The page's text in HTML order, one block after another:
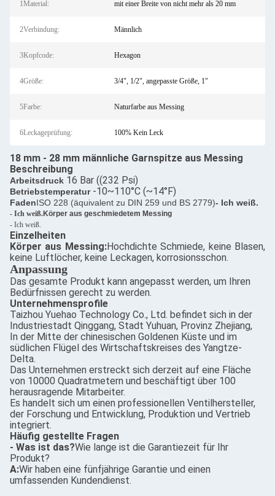
1Material: mit einer Breite von nicht mehr als 20 mm
2Verbindung: Männlich
3Kopfcode: Hexagon
4Größe: 3/4", 1/2", angepasste Größe, 1"
5Farbe: Naturfarbe aus Messing
6Leckageprüfung: 100% Kein Leck
18 mm - 28 mm männliche Garnspitze aus Messing
Beschreibung
Arbeitsdruck 16 Bar ((232 Psi)
Betriebstemperatur -10~110°C (~14°F)
FadenISO 228 (äquivalent zu DIN 259 und BS 2779)- Ich weiß.
- Ich weiß.Körper aus geschmiedetem Messing
- Ich weiß.
Einzelheiten
Körper aus Messing:Hochdichte Schmiede, keine Blasen,
keine Luftlöcher, keine Leckagen, korrosionsschon.
Anpassung
Das gesamte Produkt kann angepasst werden, um Ihren
Bedürfnissen gerecht zu werden.
Unternehmensprofile
Taizhou Yuehao Technology Co., Ltd. befindet sich in der
Industriestadt Qinggang, Stadt Yuhuan, Provinz Zhejiang,
In der Mitte der chinesischen Goldenen Küste und im
südlichen Flügel des Wirtschaftskreises des Yangtze-
Delta.
Das Unternehmen erstreckt sich derzeit auf eine Fläche
von 10000 Quadratmetern und beschäftigt über 100
herausragende Mitarbeiter.
Es handelt sich um einen professionellen Ventilhersteller,
der Forschung und Entwicklung, Produktion und Vertrieb
integriert.
Häufig gestellte Fragen
- Was ist das?Wie lange ist die Garantiezeit für Ihr
Produkt?
A:Wir haben eine fünfjährige Garantie und einen
umfassenden Kundendienst.